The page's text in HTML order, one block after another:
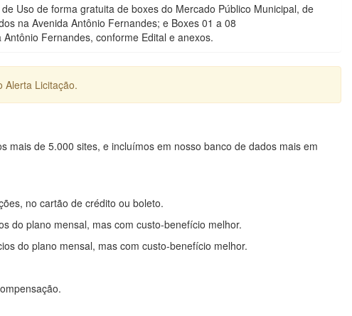
Uso de forma gratuita de boxes do Mercado Público Municipal, de
na Avenida Antônio Fernandes; e Boxes 01 a 08
Fernandes, conforme Edital e anexos.
Alerta Licitação.
mais de 5.000 sites, e incluímos em nosso banco de dados mais em
no cartão de crédito ou boleto.
do plano mensal, mas com custo-benefício melhor.
do plano mensal, mas com custo-benefício melhor.